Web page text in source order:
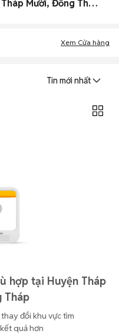
0 Zte Blade V40 Pro cũ Huyện Tháp Mười, Đồng Tháp đẹp
Xem Cửa hàng
Tin mới nhất
hợp tại Huyện Tháp
Tháp
đổi khu vực tìm
quả hơn